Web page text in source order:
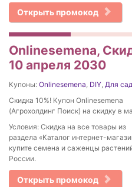
Открыть промокод
Onlinesemena,
10 апреля 2030
Купоны: Onlinesemena, DIY, Для
Скидка 10%! Купон Onlinesemena
(Агрохолдинг Поиск) на скидку в
Условия: Скидка на все товары из
раздела «Каталог интернет-
купите семена и саженцы
России.
Открыть промокод